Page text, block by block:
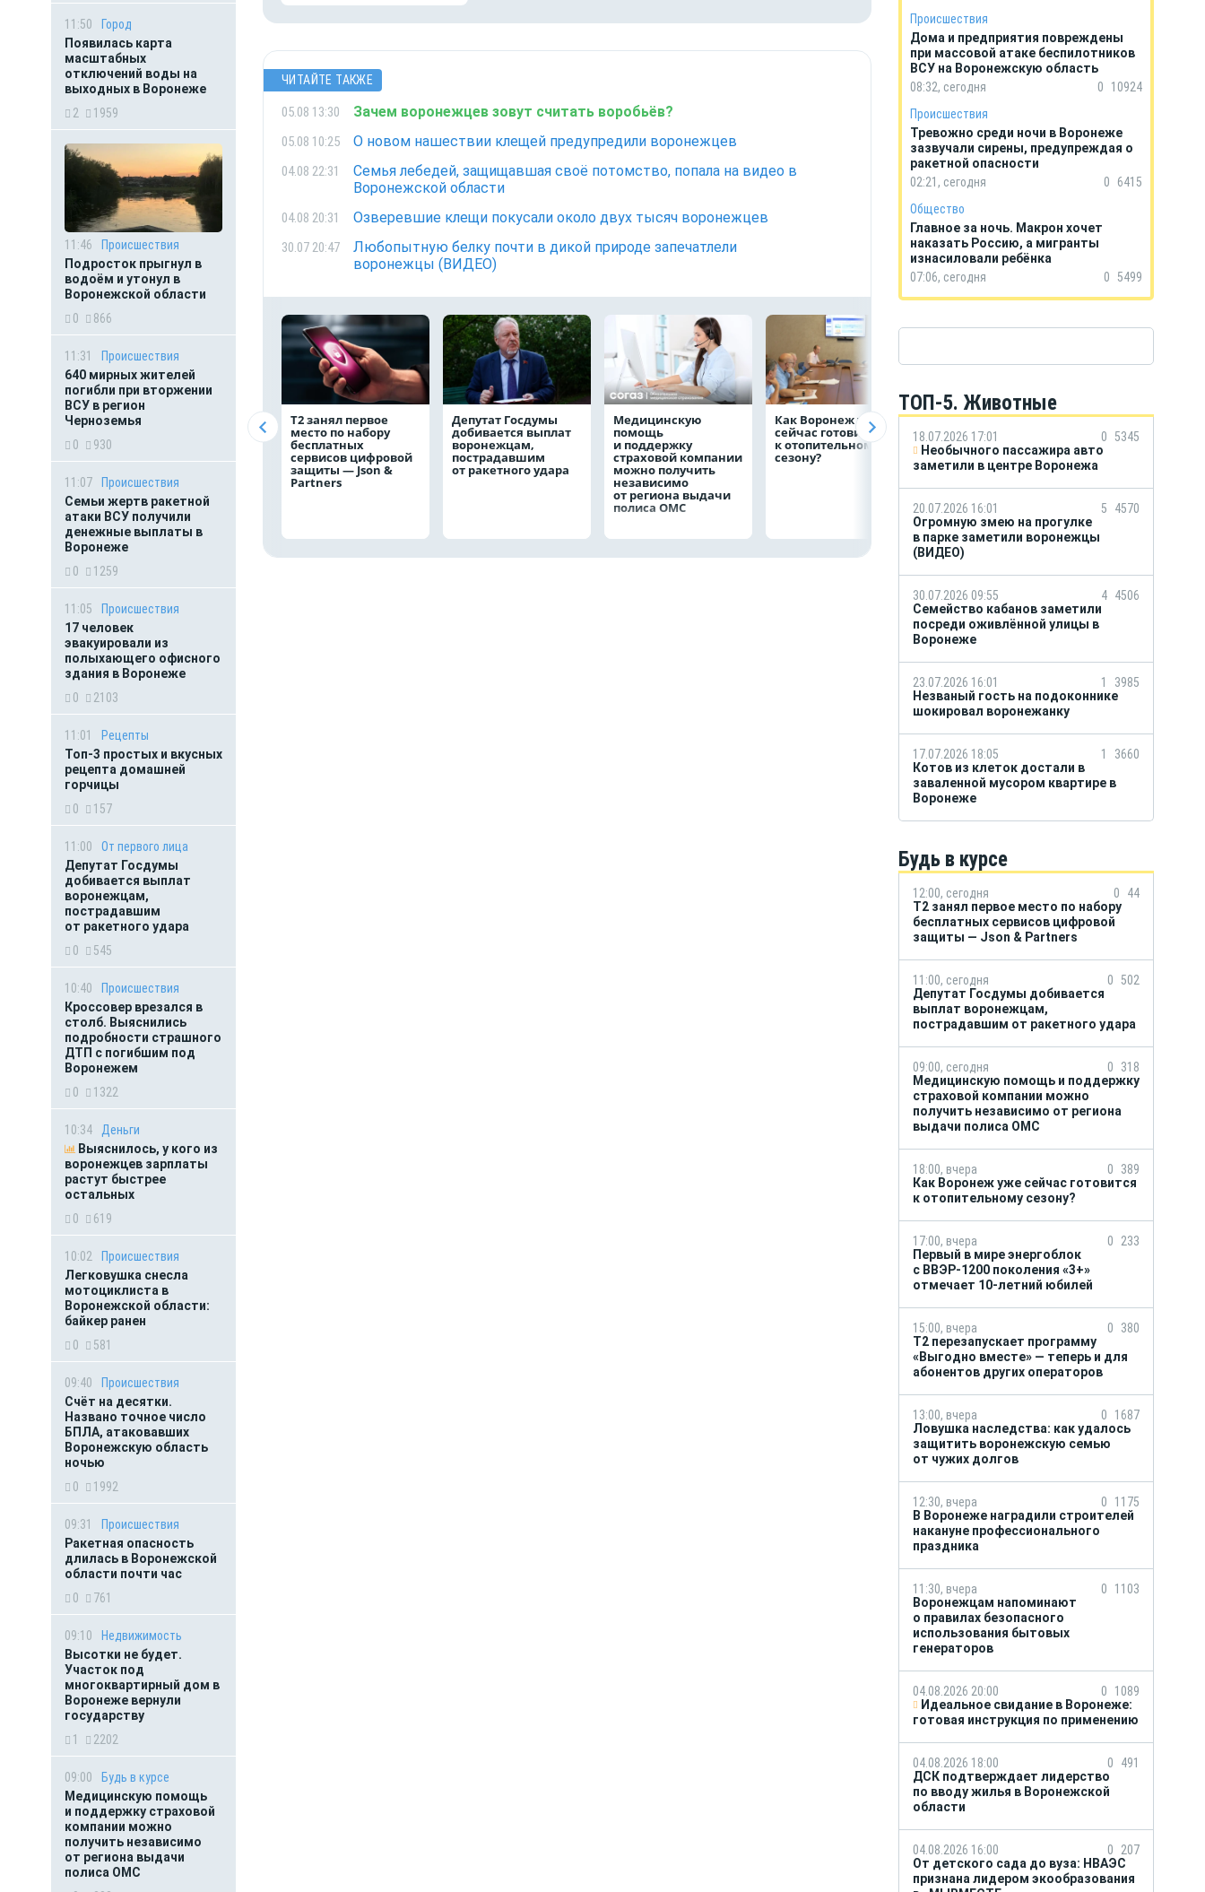
11:50
Город
Появилась карта
масштабных
отключений воды на
выходных в Воронеже
2
1959
11:46
Происшествия
Подросток прыгнул в
водоём и утонул в
Воронежской области
0
866
11:31
Происшествия
640 мирных жителей
погибли при вторжении
ВСУ в регион
Черноземья
0
930
11:07
Происшествия
Семьи жертв ракетной
атаки ВСУ получили
денежные выплаты в
Воронеже
0
1259
11:05
Происшествия
17 человек
эвакуировали из
полыхающего офисного
здания в Воронеже
0
2103
11:01
Рецепты
Топ-3 простых и вкусных
рецепта домашней
горчицы
0
157
11:00
От первого лица
Депутат Госдумы
добивается выплат
воронежцам,
пострадавшим
от ракетного удара
0
545
10:40
Происшествия
Кроссовер врезался в
столб. Выяснились
подробности страшного
ДТП с погибшим под
Воронежем
0
1322
10:34
Деньги
Выяснилось, у кого из
воронежцев зарплаты
растут быстрее
остальных
0
619
10:02
Происшествия
Легковушка снесла
мотоциклиста в
Воронежской области:
байкер ранен
0
581
09:40
Происшествия
Счёт на десятки.
Названо точное число
БПЛА, атаковавших
Воронежскую область
ночью
0
1992
09:31
Происшествия
Ракетная опасность
длилась в Воронежской
области почти час
0
761
09:10
Недвижимость
Высотки не будет.
Участок под
многоквартирный дом в
Воронеже вернули
государству
1
2202
09:00
Будь в курсе
Медицинскую помощь
и поддержку страховой
компании можно
получить независимо
от региона выдачи
полиса ОМС
ЧИТАЙТЕ ТАКЖЕ
05.08 13:30 Зачем воронежцев зовут считать воробьёв?
05.08 10:25 О новом нашествии клещей предупредили воронежцев
04.08 22:31
Семья лебедей, защищавшая своё потомство, попала на видео в
Воронежской области
04.08 20:31 Озверевшие клещи покусали около двух тысяч воронежцев
30.07 20:47
Любопытную белку почти в дикой природе запечатлели
воронежцы (ВИДЕО)
Т2 занял первое
место по набору
бесплатных
сервисов цифровой
защиты — Json &
Partners
Депутат Госдумы
добивается выплат
воронежцам,
пострадавшим
от ракетного удара
Медицинскую
помощь
и поддержку
страховой компании
можно получить
независимо
от региона выдачи
полиса ОМС
Как Воронеж уже
сейчас готовится
к отопительному
сезону?
Первый в мире
энергоблок
с ВВЭР-1200
поколения «3+»
отмечает 10-летний
Т2 перезапускает
программу
«Выгодно
теперь и для
абонентов
Происшествия
Дома и предприятия повреждены
при массовой атаке беспилотников
ВСУ на Воронежскую область
08:32, сегодня
0
10924
Происшествия
Тревожно среди ночи в Воронеже
зазвучали сирены, предупреждая о
ракетной опасности
02:21, сегодня
0
6415
Общество
Главное за ночь. Макрон хочет
наказать Россию, а мигранты
изнасиловали ребёнка
07:06, сегодня
0 5499
ТОП-5. Животные
18.07.2026 17:01 0 5345
Необычного пассажира авто
заметили в центре Воронежа
20.07.2026 16:01 5
4570
Огромную змею на прогулке
в парке заметили воронежцы
(ВИДЕО)
30.07.2026 09:55 4 4506
Семейство кабанов заметили
посреди оживлённой улицы в
Воронеже
23.07.2026 16:01 1
3985
Незваный гость на подоконнике
шокировал воронежанку
17.07.2026 18:05 1
3660
Котов из клеток достали в
заваленной мусором квартире в
Воронеже
Будь в курсе
12:00, сегодня 0
44
Т2 занял первое место по набору
бесплатных сервисов цифровой
защиты — Json & Partners
11:00, сегодня 0 502
Депутат Госдумы добивается
выплат воронежцам,
пострадавшим от ракетного удара
09:00, сегодня 0
318
Медицинскую помощь и поддержку
страховой компании можно
получить независимо от региона
выдачи полиса ОМС
18:00, вчера 0
389
Как Воронеж уже сейчас готовится
к отопительному сезону?
17:00, вчера 0
233
Первый в мире энергоблок
с ВВЭР-1200 поколения «3+»
отмечает 10-летний юбилей
15:00, вчера 0
380
Т2 перезапускает программу
«Выгодно вместе» — теперь и для
абонентов других операторов
13:00, вчера 0
1687
Ловушка наследства: как удалось
защитить воронежскую семью
от чужих долгов
12:30, вчера 0
1175
В Воронеже наградили строителей
накануне профессионального
праздника
11:30, вчера 0
1103
Воронежцам напоминают
о правилах безопасного
использования бытовых
генераторов
04.08.2026 20:00 0
1089
Идеальное свидание в Воронеже:
готовая инструкция по применению
04.08.2026 18:00 0
491
ДСК подтверждает лидерство
по вводу жилья в Воронежской
области
04.08.2026 16:00 0
207
От детского сада до вуза: НВАЭС
признана лидером экообразования